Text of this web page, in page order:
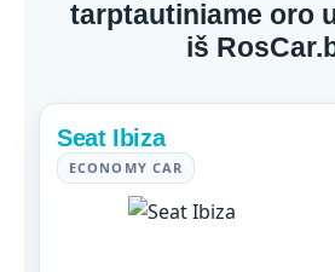
tarptautiniame oro
iš
Seat Ibiza
ECONOMY CAR